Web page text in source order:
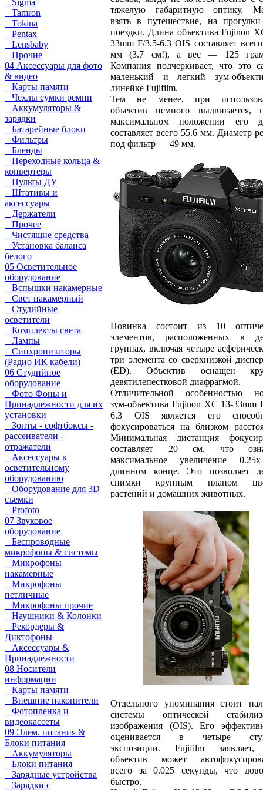
Sigma
Tamron
Tokina
Pentax
Lensbaby
Прочие
04 Аксессуары для фото
& видео
Карты памяти
Чехлы сумки ремни
Аккумуляторы &
зарядки
Батарейные блоки
Фильтры
Бленды
Переходные кольца &
конвертеры
Пульты ДУ
Штативы и
аксессуары
Держатели
Прочее
Чистящие средства
Установка баланса
белого
05 Осветительное
оборудование
Вспышки накамерные
Свет накамерный
Студийные
осветители
Комплекты света
Лампы
Синхронизаторы
(Радио ИК кабели)
06 Студийное
оборудование
Фото Фоны и
Принадлежности для их
установки
Зонты - софтбоксы -
рассеиватели -
отражатели
Аксессуары к
осветительному
оборудованию
Оборудование для 3D
съемки
Profoto
07 Звуковое
оборудование
Беспроводные
микрофоны & системы
Микрофоны
накамерные
Микрофоны
петличные
Микрофоны прочие
Наушники & Колонки
Рекордеры &
Диктофоны
Аксессуары &
Принадлежности
08 Носители
информации
Карты памяти
Внешние накопители
Фотопленка и
видеокассеты
09 Элем. питания &
Блоки питания
Аккумуляторы
Блоки питания
Зарядные устройства
Зарядки с
тяжелую габаритную оптику.
взять в путешествие, на
поездки. Длина объектива Fujinon
33mm F/3.5-6.3 OIS составляет
мм (3.7 см!), а вес — 125
Компания подчеркивает, что это
маленький и легкий зум-
линейке Fujifilm.
Тем не менее, при
объектив немного выдвигается,
максимальном положении его
составляет всего 55.6 мм. Диаметр
под фильтр — 49 мм.
Новинка состоит из 10
элементов, расположенных в
группах, включая четыре
три элемента со сверхнизкой
(ED). Объектив оснащен
девятилепестковой диафрагмой.
Отличительной особенностью
зум-объектива Fujinon XC 13-33mm
6.3 OIS является его
фокусироваться на близком
Минимальная дистанция
составляет 20 см, что
максимальное увеличение
длинном конце. Это позволяет
снимки крупным планом
растений и домашних животных.
Отдельного упоминания стоит
системы оптической
изображения (OIS). Его
оценивается в четыре
экспозиции. Fujifilm
объектив может
всего за 0.025 секунды, что
быстро.